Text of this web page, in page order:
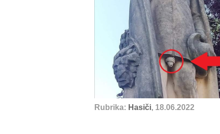
Rubrika: Hasiči, 18.06.2022